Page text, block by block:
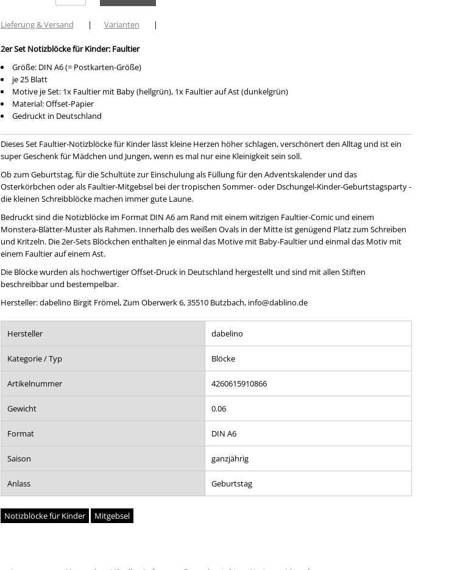
Lieferung & Versand | Varianten |
2er Set Notizblöcke für Kinder: Faultier
Größe: DIN A6 (= Postkarten-Größe)
je 25 Blatt
Motive je Set: 1x Faultier mit Baby (hellgrün), 1x Faultier auf Ast (dunkelgrün)
Material: Offset-Papier
Gedruckt in Deutschland
Dieses Set Faultier-Notizblöcke für Kinder lässt kleine Herzen höher schlagen, verschönert den Alltag und ist ein
super Geschenk für Mädchen und Jungen, wenn es mal nur eine Kleinigkeit sein soll.
Ob zum Geburtstag, für die Schultüte zur Einschulung als Füllung für den Adventskalender und das
Osterkörbchen oder als Faultier-Mitgebsel bei der tropischen Sommer- oder Dschungel-Kinder-Geburtstagsparty -
die kleinen Schreibblöcke machen immer gute Laune.
Bedruckt sind die Notizblöcke im Format DIN A6 am Rand mit einem witzigen Faultier-Comic und einem
Monstera-Blätter-Muster als Rahmen. Innerhalb des weißen Ovals in der Mitte ist genügend Platz zum Schreiben
und Kritzeln. Die 2er-Sets Blöckchen enthalten je einmal das Motive mit Baby-Faultier und einmal das Motiv mit
einem Faultier auf einem Ast.
Die Blöcke wurden als hochwertiger Offset-Druck in Deutschland hergestellt und sind mit allen Stiften
beschreibbar und bestempelbar.
Hersteller: dabelino Birgit Frömel, Zum Oberwerk 6, 35510 Butzbach, info@dablino.de
Hersteller dabelino
Kategorie / Typ Blöcke
Artikelnummer 4260615910866
Gewicht 0.06
Format DIN A6
Saison ganzjährig
Anlass Geburtstag
Notizblöcke für Kinder Mitgebsel